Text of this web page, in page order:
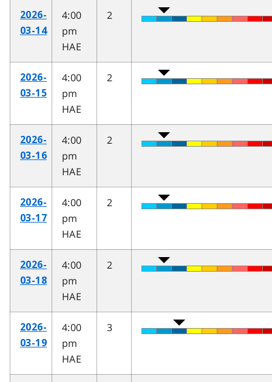
2026-
03-14
4:00
pm
HAE
2
2026-
03-15
4:00
pm
HAE
2
2026-
03-16
4:00
pm
HAE
2
2026-
03-17
4:00
pm
HAE
2
2026-
03-18
4:00
pm
HAE
2
2026-
03-19
4:00
pm
HAE
3